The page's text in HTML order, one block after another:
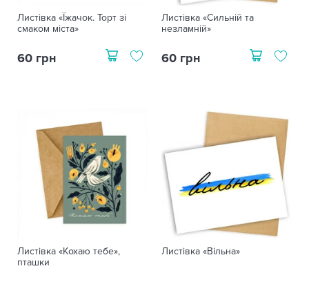
Листівка «Їжачок. Торт зі
смаком міста»
60 грн
Листівка «Сильній та
незламній»
60 грн
Листівка «Кохаю тебе»,
пташки
Листівка «Вільна»